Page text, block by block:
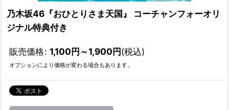
乃木坂46『おひとりさま天国』 コーチャンフォーオリ
ジナル特典付き
販売価格: 1,100円～1,900円(税込)
オプションにより価格が変わる場合もあります。